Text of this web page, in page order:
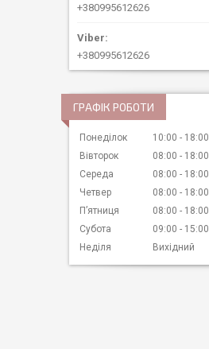
+380995612626
+380995612626
ГРАФІК РОБОТИ
Понеділок 10:00
18:00
Вівторок
08:00
18:00
Середа
08:00
18:00
Четвер
08:00
18:00
Пʼятниця
08:00
18:00
Субота
09:00
15:00
Неділя
Вихідний